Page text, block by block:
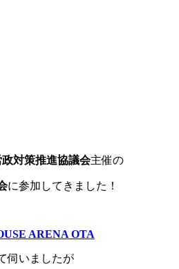
対策推進協議会主催の
に参加してきました！
ARENA OTA
伺いましたが